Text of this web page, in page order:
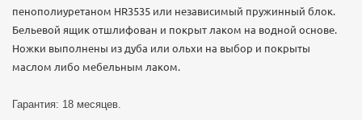
пенополиуретаном HR3535 или независимый пружинный блок.
Бельевой ящик отшлифован и покрыт лаком на водной основе.
Ножки выполнены из дуба или ольхи на выбор и покрыты
маслом либо мебельным лаком.
Гарантия: 18 месяцев.